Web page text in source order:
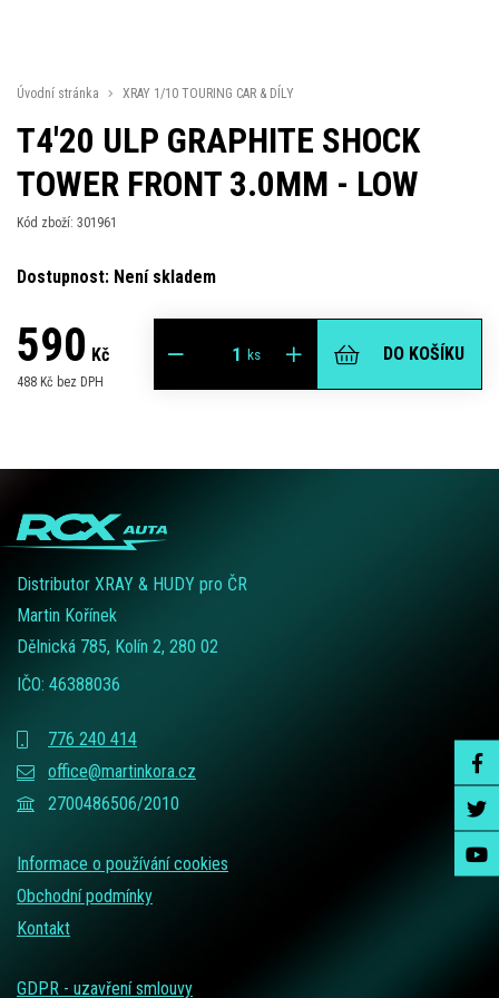
Úvodní stránka XRAY 1/10 TOURING CAR & DÍLY
T4'20 ULP GRAPHITE SHOCK
TOWER FRONT 3.0MM - LOW
Kód zboží: 301961
Dostupnost: Není skladem
590 Kč
488 Kč bez DPH
ks DO KOŠÍKU
Distributor XRAY & HUDY pro ČR
Martin Kořínek
Dělnická 785, Kolín 2, 280 02
IČO: 46388036
776 240 414
office@martinkora.cz
2700486506/2010
Informace o používání cookies
Obchodní podmínky
Kontakt
GDPR - uzavření smlouvy